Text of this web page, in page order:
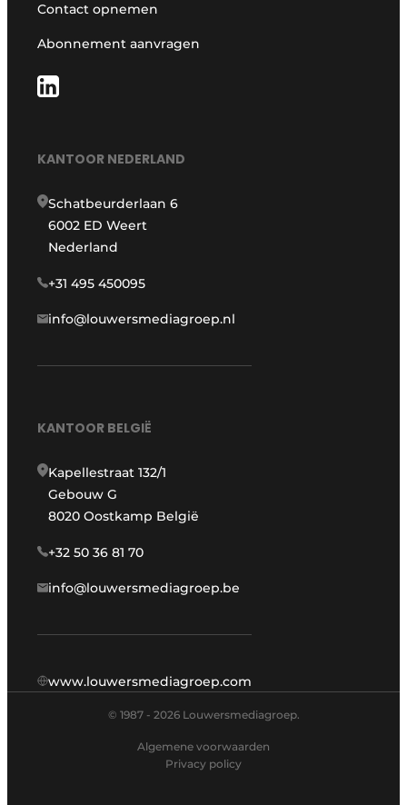
Contact opnemen
Abonnement aanvragen
KANTOOR NEDERLAND
Schatbeurderlaan 6
6002 ED Weert
Nederland
+31 495 450095
info@louwersmediagroep.nl
KANTOOR BELGIË
Kapellestraat 132/1
Gebouw G
8020 Oostkamp België
+32 50 36 81 70
info@louwersmediagroep.be
www.louwersmediagroep.com
© 1987 - 2026 Louwersmediagroep.
Algemene voorwaarden
Privacy policy